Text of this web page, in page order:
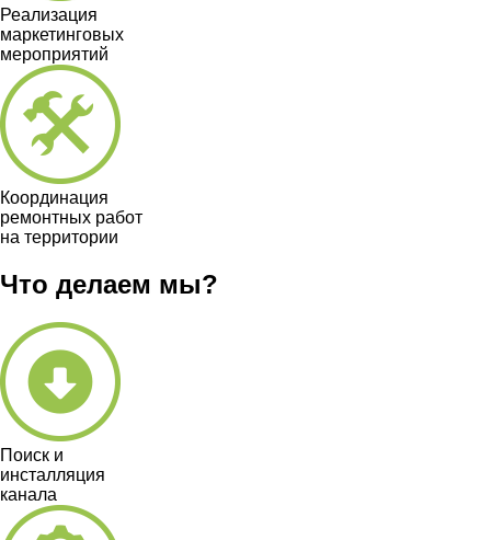
Реализация
маркетинговых
мероприятий
Координация
ремонтных работ
на территории
Что делаем мы?
Поиск и
инсталляция
канала